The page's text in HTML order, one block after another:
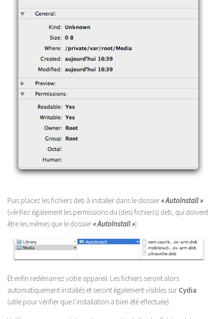
Puis placez les fichiers deb à installer dans le dossier« AutoInstall »
(vérifiez également les permissions du (des) fichier(s) deb, qui doivent
être les mêmes que le dossier« AutoInstall »).
Et enfin redémarrez votre appareil. Les fichiers seront alors
automatiquement installés et seront également visibles sur Cydia
(utile pour vérifier que l’installation a bien été effectuée).